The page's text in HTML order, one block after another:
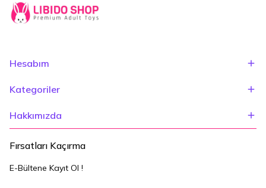
Hesabım
Kategoriler
Hakkımızda
Fırsatları Kaçırma
E-Bültene Kayıt Ol !